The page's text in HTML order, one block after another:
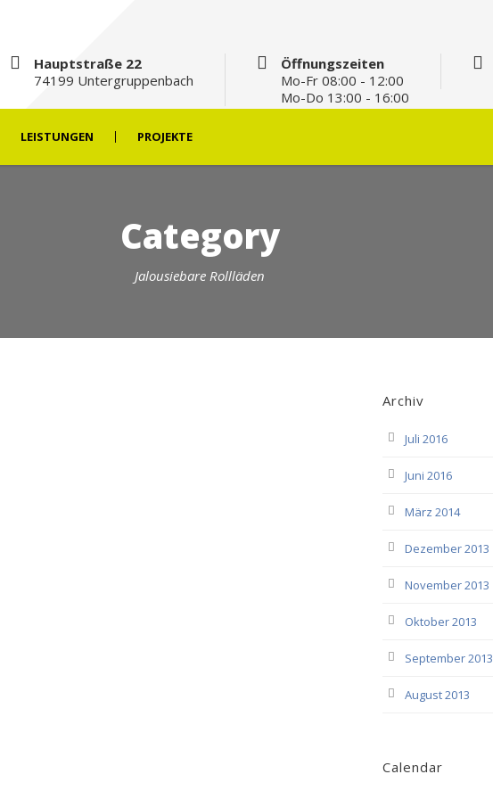
Hauptstraße 22
74199 Untergruppenbach
Öffnungszeiten
Mo-Fr 08:00 - 12:00
Mo-Do 13:00 - 16:00
LEISTUNGEN PROJEKTE
Category
Jalousiebare Rollläden
Archiv
Juli 2016
Juni 2016
März 2014
Dezember 2013
November 2013
Oktober 2013
September 2013
August 2013
Calendar